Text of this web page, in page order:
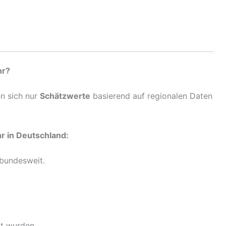
sich nur Schätzwerte basierend auf regionalen Daten
in Deutschland: